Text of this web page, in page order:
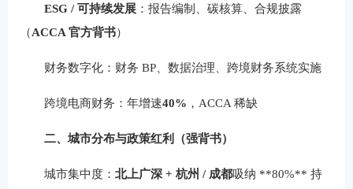
ESG / 可持续发展：报告编制、碳核算、合规披露
（ACCA 官方背书）
财务数字化：财务 BP、数据治理、跨境财务系统实施
跨境电商财务：年增速40% ，ACCA 稀缺
二、城市分布与政策红利（强背书）
城市集中度： 北上广深 + 杭州 / 成都吸纳 **80%** 持